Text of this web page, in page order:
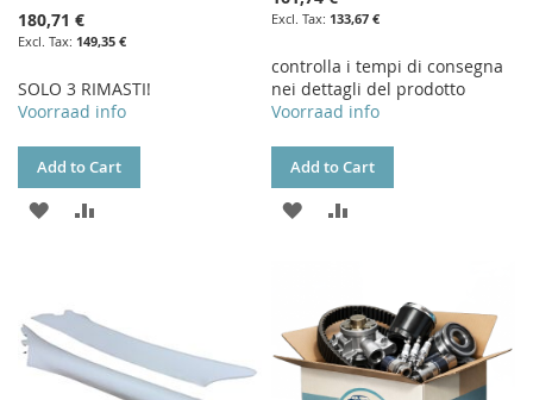
180,71 €
149,35 €
SOLO 3 RIMASTI!
Voorraad info
Add to Cart
ADD
LIST
133,67 €
controlla i tempi di consegna
nei dettagli del prodotto
Voorraad info
Add to Cart
ADD
LIST